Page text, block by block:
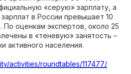
«серую» зарплату, а
в России превышает 10
По оценкам экспертов, около 25
в «теневую» занятость –
активного населения.
activities/roundtables/117477/